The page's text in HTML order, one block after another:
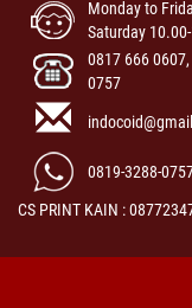
Monday to
Saturday
0817 666
0757
0819-3288-
CS PRINT KAIN :